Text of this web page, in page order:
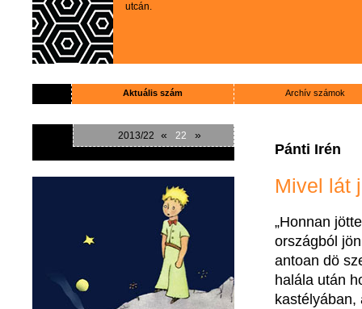
utcán.
Aktuális szám Archív számok
2013/22 « 22 »
Pánti Irén
Mivel lát
„Honnan
országból
antoan dö
halála után
kastélyában,